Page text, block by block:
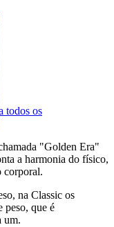
todos os
"Golden Era"
a harmonia do físico,
corporal.
na Classic os
peso, que é
um.